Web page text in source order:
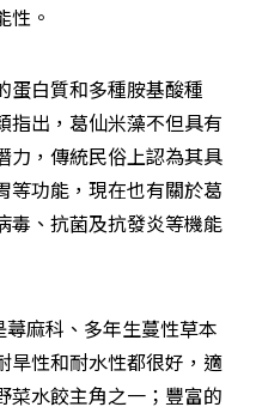
性。
蛋白質和多種胺基酸種
指出，葛仙米藻不但具有
力，傳統民俗上認為其具
等功能，現在也有關於葛
毒、抗菌及抗發炎等機能
蕁麻科、多年生蔓性草本
旱性和耐水性都很好，適
菜水餃主角之一；豐富的